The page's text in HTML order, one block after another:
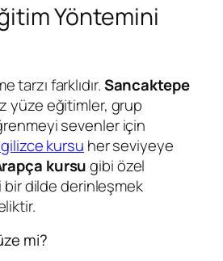
Yöntemini
tarzı farklıdır.Sancaktepe
yüze eğitimler, grup
sevenler için
kursu her seviyeye
kursugibi özel
bir dilde derinleşmek
mi?